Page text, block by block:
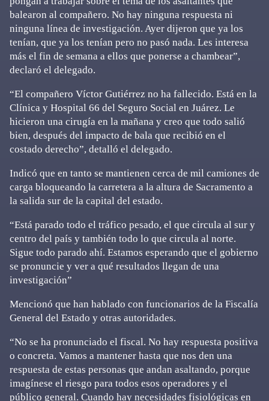
balearon al compañero. No hay ninguna respuesta ni
ninguna línea de investigación. Ayer dijeron que ya los
tenían, que ya los tenían pero no pasó nada. Les interesa
más el fin de semana a ellos que ponerse a chambear”,
declaró el delegado.
“El compañero Víctor Gutiérrez no ha fallecido. Está en la
Clínica y Hospital 66 del Seguro Social en Juárez. Le
hicieron una cirugía en la mañana y creo que todo salió
bien, después del impacto de bala que recibió en el
costado derecho”, detalló el delegado.
Indicó que en tanto se mantienen cerca de mil camiones de
carga bloqueando la carretera a la altura de Sacramento a
la salida sur de la capital del estado.
“Está parado todo el tráfico pesado, el que circula al sur y
centro del país y también todo lo que circula al norte.
Sigue todo parado ahí. Estamos esperando que el gobierno
se pronuncie y ver a qué resultados llegan de una
investigación”
Mencionó que han hablado con funcionarios de la Fiscalía
General del Estado y otras autoridades.
“No se ha pronunciado el fiscal. No hay respuesta positiva
o concreta. Vamos a mantener hasta que nos den una
respuesta de estas personas que andan asaltando, porque
imagínese el riesgo para todos esos operadores y el
público general. Cuando hay necesidades fisiológicas en